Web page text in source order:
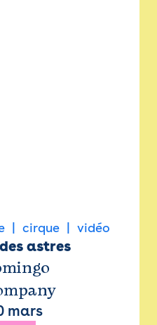
cirque vidéo
astres
mars